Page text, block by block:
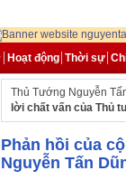
Hoạt động Thời sự
Thủ Tướng Nguyễn
lời chất vấn của Thủ
Phản hồi của
Nguyễn Tấn